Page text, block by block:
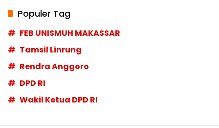
Populer Tag
FEB UNISMUH MAKASSAR
Tamsil Linrung
Rendra Anggoro
DPD RI
Wakil Ketua DPD RI